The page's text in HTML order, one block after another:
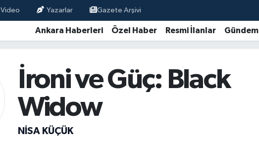
Video Yazarlar Gazete Arşivi
Ankara Haberleri Özel Haber Resmi İlanlar Gündem
İroni ve Güç: Black
Widow
NISA KÜÇÜK